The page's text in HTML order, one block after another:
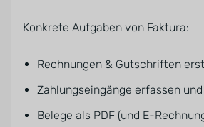
Konkrete Aufgaben von Faktura:
Rechnungen & Gutschriften
Zahlungseingänge erfassen
Belege als PDF (und E-